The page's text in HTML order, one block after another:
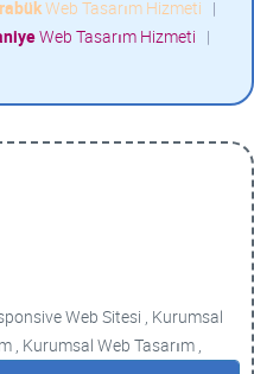
Web Tasarım Hizmeti |
Web Tasarım Hizmeti |
Web Sitesi , Kurumsal
, Kurumsal Web Tasarım ,